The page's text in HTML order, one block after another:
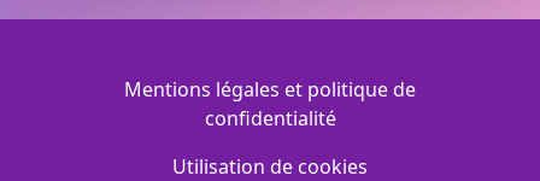
Menu Footer
Mentions légales et politique de
confidentialité
Utilisation de cookies